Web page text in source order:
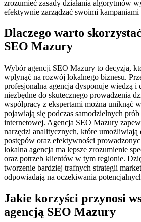
zrozumieć zasady działania algorytmów
efektywnie zarządzać swoimi
Dlaczego warto
SEO Mazury
Wybór agencji SEO Mazury to decyzja,
wpłynąć na rozwój lokalnego biznesu.
profesjonalna agencja dysponuje wiedzą i
niezbędne do skutecznego prowadzenia
współpracy z ekspertami można uniknąć
pojawiają się podczas samodzielnych
internetowej. Agencja SEO Mazury
narzędzi analitycznych, które umożliwiają
postępów oraz efektywności
lokalna agencja ma lepsze zrozumienie
oraz potrzeb klientów w tym regionie.
tworzenie bardziej trafnych strategii
odpowiadają na oczekiwania
Jakie korzyści przynosi
agencją SEO Mazury